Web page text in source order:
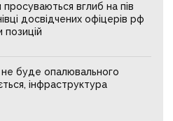
вглиб на пів
досвідчених офіцерів рф
не буде опалювального
інфраструктура